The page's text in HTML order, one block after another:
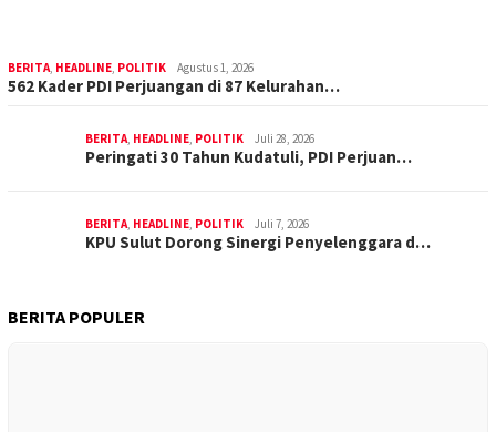
BERITA, HEADLINE, POLITIK Agustus 1, 2026
562 Kader PDI Perjuangan di 87 Kelurahan…
BERITA, HEADLINE, POLITIK Juli 28, 2026
Peringati 30 Tahun Kudatuli, PDI Perjuan…
BERITA, HEADLINE, POLITIK Juli 7, 2026
KPU Sulut Dorong Sinergi Penyelenggara d…
BERITA POPULER